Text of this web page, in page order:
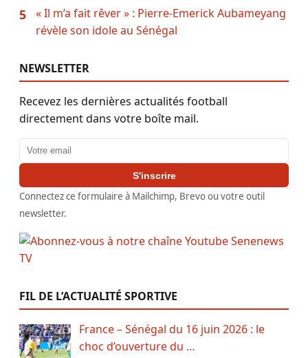
5
« Il m’a fait rêver » : Pierre-Emerick Aubameyang
révèle son idole au Sénégal
NEWSLETTER
Recevez les dernières actualités football
directement dans votre boîte mail.
Adresse email
S'inscrire
Connectez ce formulaire à Mailchimp, Brevo ou votre outil
newsletter.
FIL DE L’ACTUALITÉ SPORTIVE
France – Sénégal du 16 juin 2026 : le
choc d’ouverture du …